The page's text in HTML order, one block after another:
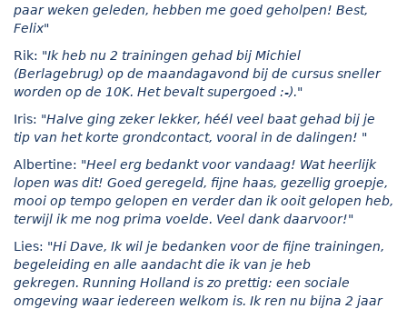
paar weken geleden, hebben me goed geholpen! Best,
Felix"
Rik: "Ik heb nu 2 trainingen gehad bij Michiel
(Berlagebrug) op de maandagavond bij de cursus sneller
worden op de 10K. Het bevalt supergoed :-)."
Iris: "Halve ging zeker lekker, héél veel baat gehad bij je
tip van het korte grondcontact, vooral in de dalingen! "
Albertine: "Heel erg bedankt voor vandaag! Wat heerlijk
lopen was dit! Goed geregeld, fijne haas, gezellig groepje,
mooi op tempo gelopen en verder dan ik ooit gelopen heb,
terwijl ik me nog prima voelde. Veel dank daarvoor!"
Lies: "Hi Dave, Ik wil je bedanken voor de fijne trainingen,
begeleiding en alle aandacht die ik van je heb
gekregen. Running Holland is zo prettig: een sociale
omgeving waar iedereen welkom is. Ik ren nu bijna 2 jaar